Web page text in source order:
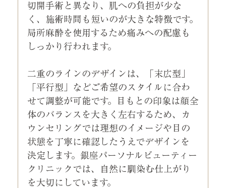
切開手術と異なり、肌への負担が少な
く、施術時間も短いのが大きな特徴です。
局所麻酔を使用するため痛みへの配慮も
しっかり行われます。
二重のラインのデザインは、「末広型」
「平行型」などご希望のスタイルに合わ
せて調整が可能です。目もとの印象は顔全
体のバランスを大きく左右するため、カ
ウンセリングでは理想のイメージや目の
状態を丁寧に確認したうえでデザインを
決定します。銀座パーソナルビューティー
クリニックでは、自然に馴染む仕上がり
を大切にしています。